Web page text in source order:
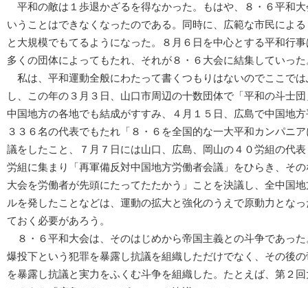
平和の敵は１歩退かざるを得なかった。もはや、８・６平和
いうことはできなくなったのである。同時に、広範な市民によ
と大規模でもてるようになった。８月６日を中心とする平和行
多くの団体によってもたれ、それが８・６大会に結集していった
私は、平和運動全般にわたって書くつもりはないのでここで
し、この年の３月３日、山口市周辺の十数団体で「平和の斗士
中国地方の各地でも結成がすすみ、４月１５日、広島で中国地
３３６名の代表でもたれ「８・６を全国的な一大平和カンパニ
議をしたこと、７月７日には山口、広島、岡山の４０労組の代
労組に集まり「再軍備反対中国地方労働者会議」をひらき、そ
大会を労働者が先頭にたってたたかう」ことを決議し、全中国
ルを発したことなどは、運動の拡大と強化のうえで原動力とな
ておく必要があろう。
８・６平和大会は、そのはじめから帝国主義との斗争であっ
爆投下という犯罪を暴露し抗議を組織しただけでなく、その後
を暴露し抗議と実力をふくむ斗争を組織した。たとえば、第２